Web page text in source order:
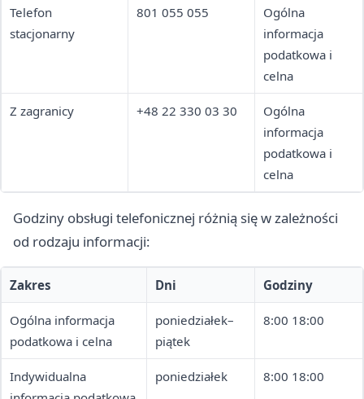
Telefon
stacjonarny
801 055 055
Ogólna
informacja
podatkowa i
celna
Z zagranicy +48 22 330 03 30
Ogólna
informacja
podatkowa i
celna
Godziny obsługi telefonicznej różnią się w zależności
od rodzaju informacji:
Zakres Dni Godziny
Ogólna informacja
podatkowa i celna
poniedziałek–
piątek
8:00 18:00
Indywidualna
poniedziałek 8:00 18:00